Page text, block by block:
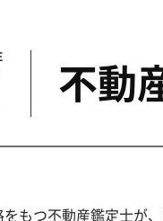
不動
をもつ不動産鑑定士が